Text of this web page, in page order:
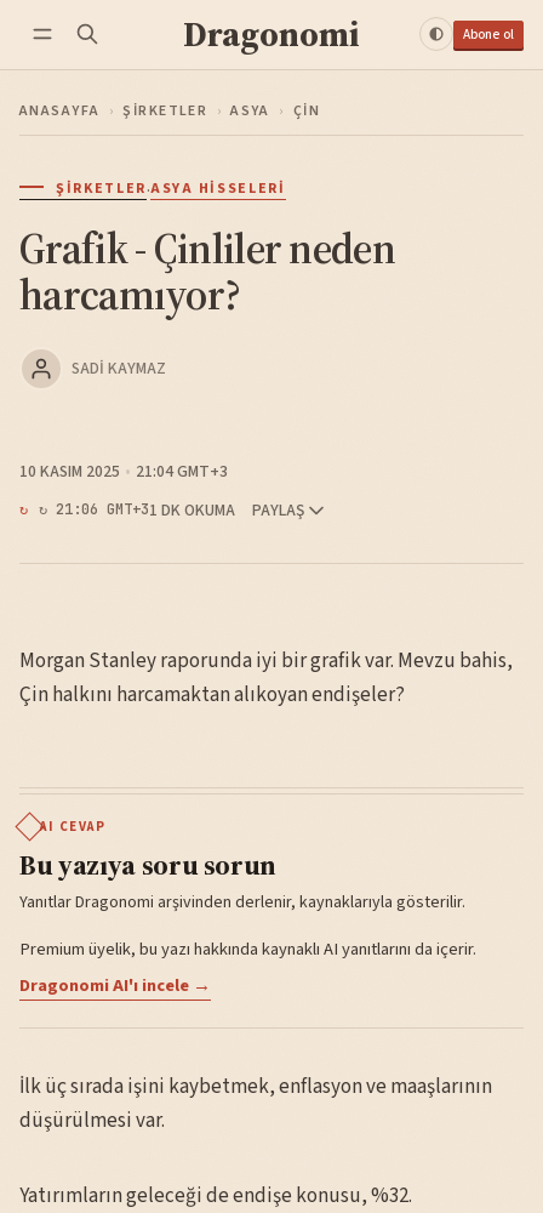
Dragonomi Abone ol
ANASAYFA › ŞIRKETLER › ASYA › ÇIN
ŞIRKETLER·ASYA HISSELERI
Grafik - Çinliler neden
harcamıyor?
SADI KAYMAZ
10 KASIM 2025 21:04 GMT+3
↻ 21:06 GMT+31 DK OKUMA PAYLAŞ
Morgan Stanley raporunda iyi bir grafik var. Mevzu bahis,
Çin halkını harcamaktan alıkoyan endişeler?
AI CEVAP
Bu yazıya soru sorun
Yanıtlar Dragonomi arşivinden derlenir, kaynaklarıyla gösterilir.
Premium üyelik, bu yazı hakkında kaynaklı AI yanıtlarını da içerir.
Dragonomi AI'ı incele →
İlk üç sırada işini kaybetmek, enflasyon ve maaşlarının
düşürülmesi var.
Yatırımların geleceği de endişe konusu, %32.